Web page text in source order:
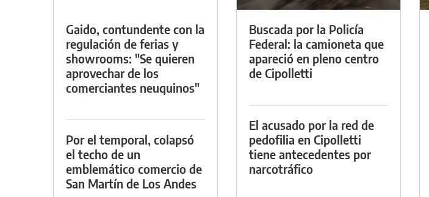
Gaido, contundente con la
regulación de ferias y
showrooms: "Se quieren
aprovechar de los
comerciantes neuquinos"
Por el temporal, colapsó
el techo de un
emblemático comercio de
San Martín de Los Andes
Buscada por la Policía
Federal: la camioneta que
apareció en pleno centro
de Cipolletti
El acusado por la red de
pedofilia en Cipolletti
tiene antecedentes por
narcotráfico